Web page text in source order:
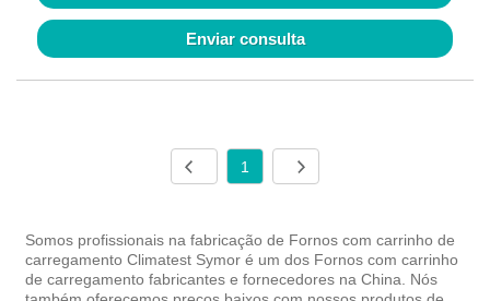
Enviar consulta
1
Somos profissionais na fabricação de Fornos com carrinho de
carregamento Climatest Symor é um dos Fornos com carrinho
de carregamento fabricantes e fornecedores na China. Nós